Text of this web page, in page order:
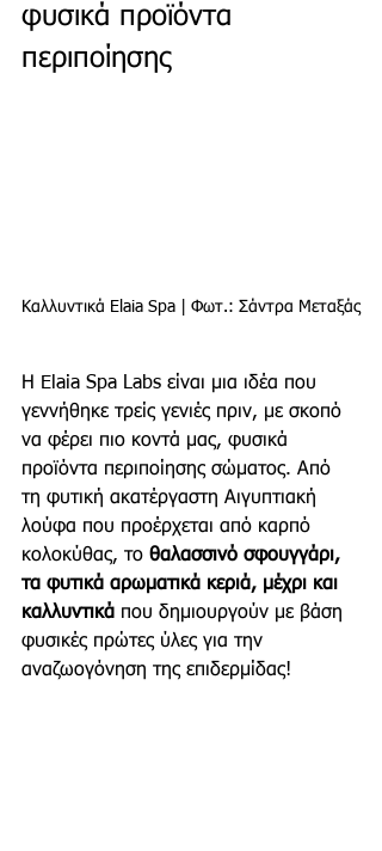
φυσικά προϊόντα
περιποίησης
Καλλυντικά Elaia Spa | Φωτ.: Σάντρα Μεταξάς
Η Elaia Spa Labs είναι μια ιδέα που
γεννήθηκε τρείς γενιές πριν, με σκοπό
να φέρει πιο κοντά μας, φυσικά
προϊόντα περιποίησης σώματος. Από
τη φυτική ακατέργαστη Αιγυπτιακή
λούφα που προέρχεται από καρπό
κολοκύθας, το θαλασσινό σφουγγάρι,
τα φυτικά αρωματικά κεριά, μέχρι και
καλλυντικά που δημιουργούν με βάση
φυσικές πρώτες ύλες για την
αναζωογόνηση της επιδερμίδας!